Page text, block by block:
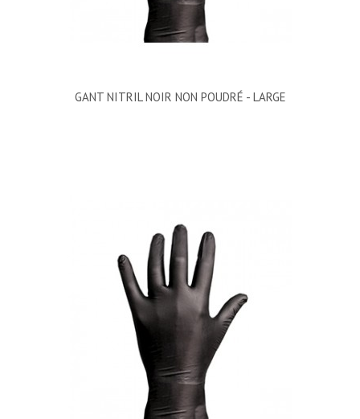
GANT NITRIL NOIR NON POUDRÉ - LARGE